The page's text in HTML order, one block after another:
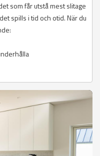
som får utstå mest slitage
spills i tid och otid. När du